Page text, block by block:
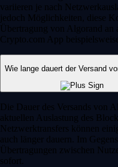
variieren je nach
jedoch Möglichkeiten, diese
Übertragung von Algorand an
Crypto.com App
Wie lange dauert der Versand
Die Dauer des Versands von
aktuellen Auslastung des
Netzwerktransfers können
auch länger dauern. Im
Übertragungen zwischen
sofort.